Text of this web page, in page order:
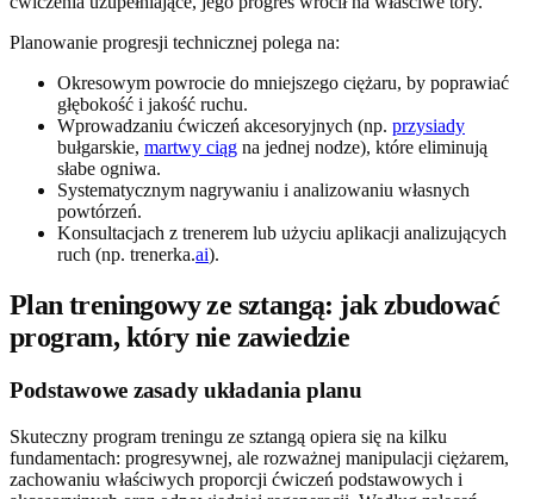
Planowanie progresji technicznej polega na:
Okresowym powrocie do mniejszego ciężaru, by poprawiać
głębokość i jakość ruchu.
Wprowadzaniu ćwiczeń akcesoryjnych (np. przysiady
bułgarskie, martwy ciąg na jednej nodze), które eliminują
słabe ogniwa.
Systematycznym nagrywaniu i analizowaniu własnych
powtórzeń.
Konsultacjach z trenerem lub użyciu aplikacji analizujących
ruch (np. trenerka.ai).
Plan treningowy ze sztangą: jak zbudować
program, który nie zawiedzie
Podstawowe zasady układania planu
Skuteczny program treningu ze sztangą opiera się na kilku
fundamentach: progresywnej, ale rozważnej manipulacji ciężarem,
zachowaniu właściwych proporcji ćwiczeń podstawowych i